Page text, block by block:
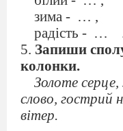
зима - … ,
радість - …
5. Запиши
колонки.
Золоте
слово, гострий
вітер.